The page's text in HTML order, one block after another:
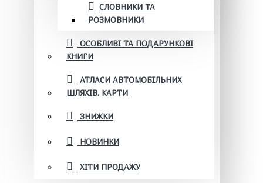
СЛОВНИКИ ТА
РОЗМОВНИКИ
ОСОБЛИВІ ТА ПОДАРУНКОВІ
КНИГИ
АТЛАСИ АВТОМОБІЛЬНИХ
ШЛЯХІВ. КАРТИ
ЗНИЖКИ
НОВИНКИ
ХІТИ ПРОДАЖУ